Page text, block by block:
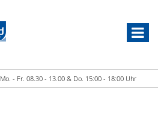
Mo. - Fr. 08.30 - 13.00 & Do. 15:00 - 18:00 Uhr